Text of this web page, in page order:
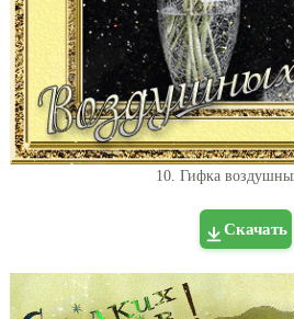
10. Гифка
Скачать